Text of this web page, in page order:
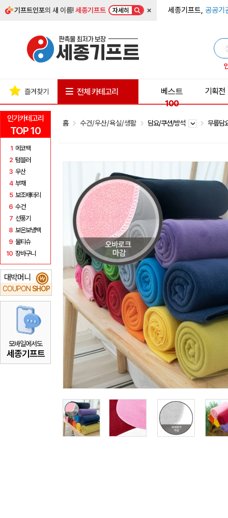
기프트인포의 새 이름!세종기프트 자세히 × 세종기프트, 공공기
인기카테고리
TOP 10
1 에코백
2 텀블러
3 우산
4 부채
5 보조배터리
6 수건
7 선풍기
8 보온보냉백
9 물티슈
10 장바구니
대박머니
COUPON SHOP
₩
모바일에서도
세종기프트
즐겨찾기 전체 카테고리
베스트
100
기획전
홈 수건/우산/욕실/생활 담요/쿠션/방석 무릎